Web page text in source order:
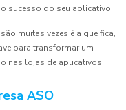
sucesso do seu aplicativo.
muitas vezes é a que fica,
para transformar um
nas lojas de aplicativos.
ASO